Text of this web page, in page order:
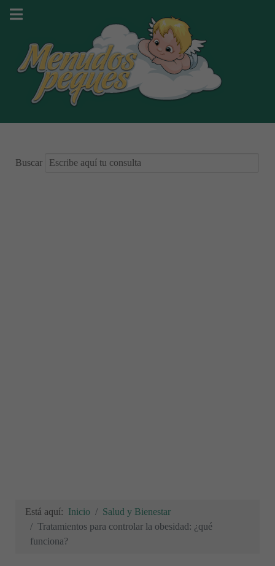
Buscar
Está aquí: Inicio
Salud y Bienestar
Tratamientos para controlar la obesidad: ¿qué
funciona?